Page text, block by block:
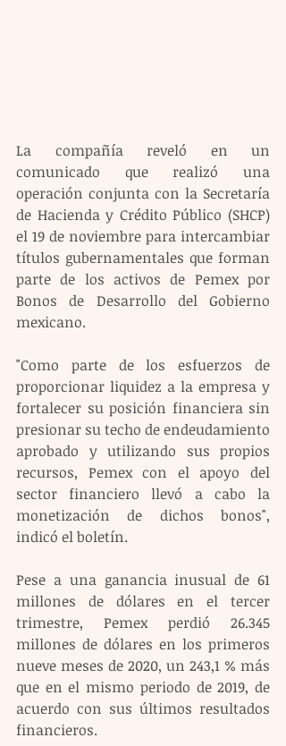
La compañía reveló en un
comunicado que realizó una
operación conjunta con la Secretaría
de Hacienda y Crédito Público (SHCP)
el 19 de noviembre para intercambiar
títulos gubernamentales que forman
parte de los activos de Pemex por
Bonos de Desarrollo del Gobierno
mexicano.
"Como parte de los esfuerzos de
proporcionar liquidez a la empresa y
fortalecer su posición financiera sin
presionar su techo de endeudamiento
aprobado y utilizando sus propios
recursos, Pemex con el apoyo del
sector financiero llevó a cabo la
monetización de dichos bonos",
indicó el boletín.
Pese a una ganancia inusual de 61
millones de dólares en el tercer
trimestre, Pemex perdió 26.345
millones de dólares en los primeros
nueve meses de 2020, un 243,1 % más
que en el mismo periodo de 2019, de
acuerdo con sus últimos resultados
financieros.